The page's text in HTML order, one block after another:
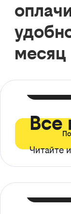
месяц
Все
Читайте